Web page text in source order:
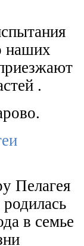
наших
.
Пелагея
в семье